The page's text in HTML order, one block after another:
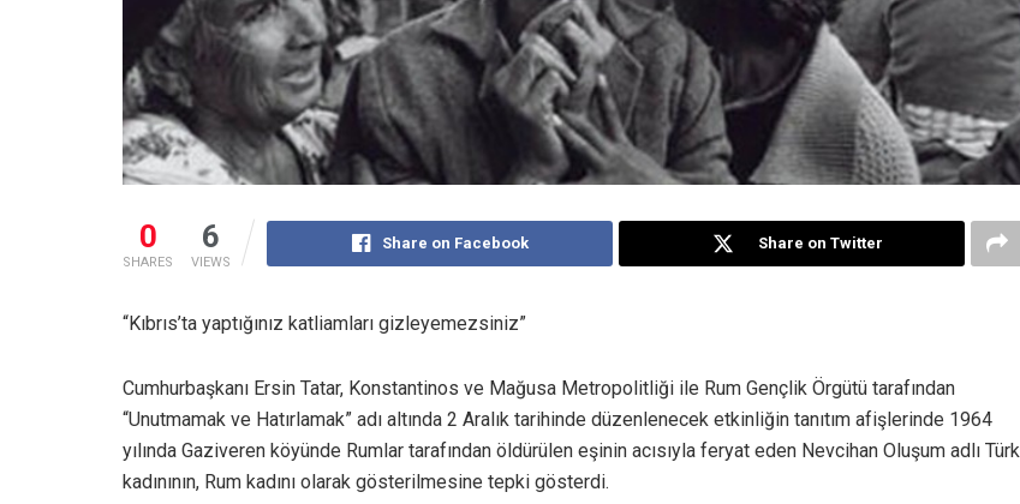
0
SHARES
6
VIEWS
Share on Facebook Share on Twitter
“Kıbrıs’ta yaptığınız katliamları gizleyemezsiniz”
Cumhurbaşkanı Ersin Tatar, Konstantinos ve Mağusa Metropolitliği ile Rum Gençlik Örgütü tarafından
“Unutmamak ve Hatırlamak” adı altında 2 Aralık tarihinde düzenlenecek etkinliğin tanıtım afişlerinde 1964
yılında Gaziveren köyünde Rumlar tarafından öldürülen eşinin acısıyla feryat eden Nevcihan Oluşum adlı Türk
kadınının, Rum kadını olarak gösterilmesine tepki gösterdi.